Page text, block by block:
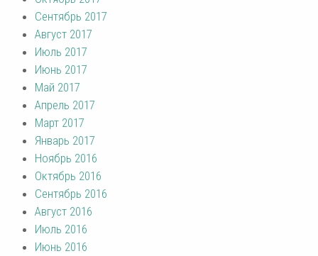
Сентябрь 2017
Август 2017
Июль 2017
Июнь 2017
Май 2017
Апрель 2017
Март 2017
Январь 2017
Ноябрь 2016
Октябрь 2016
Сентябрь 2016
Август 2016
Июль 2016
Июнь 2016